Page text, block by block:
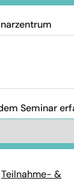
Seminar
Teilnahme- &